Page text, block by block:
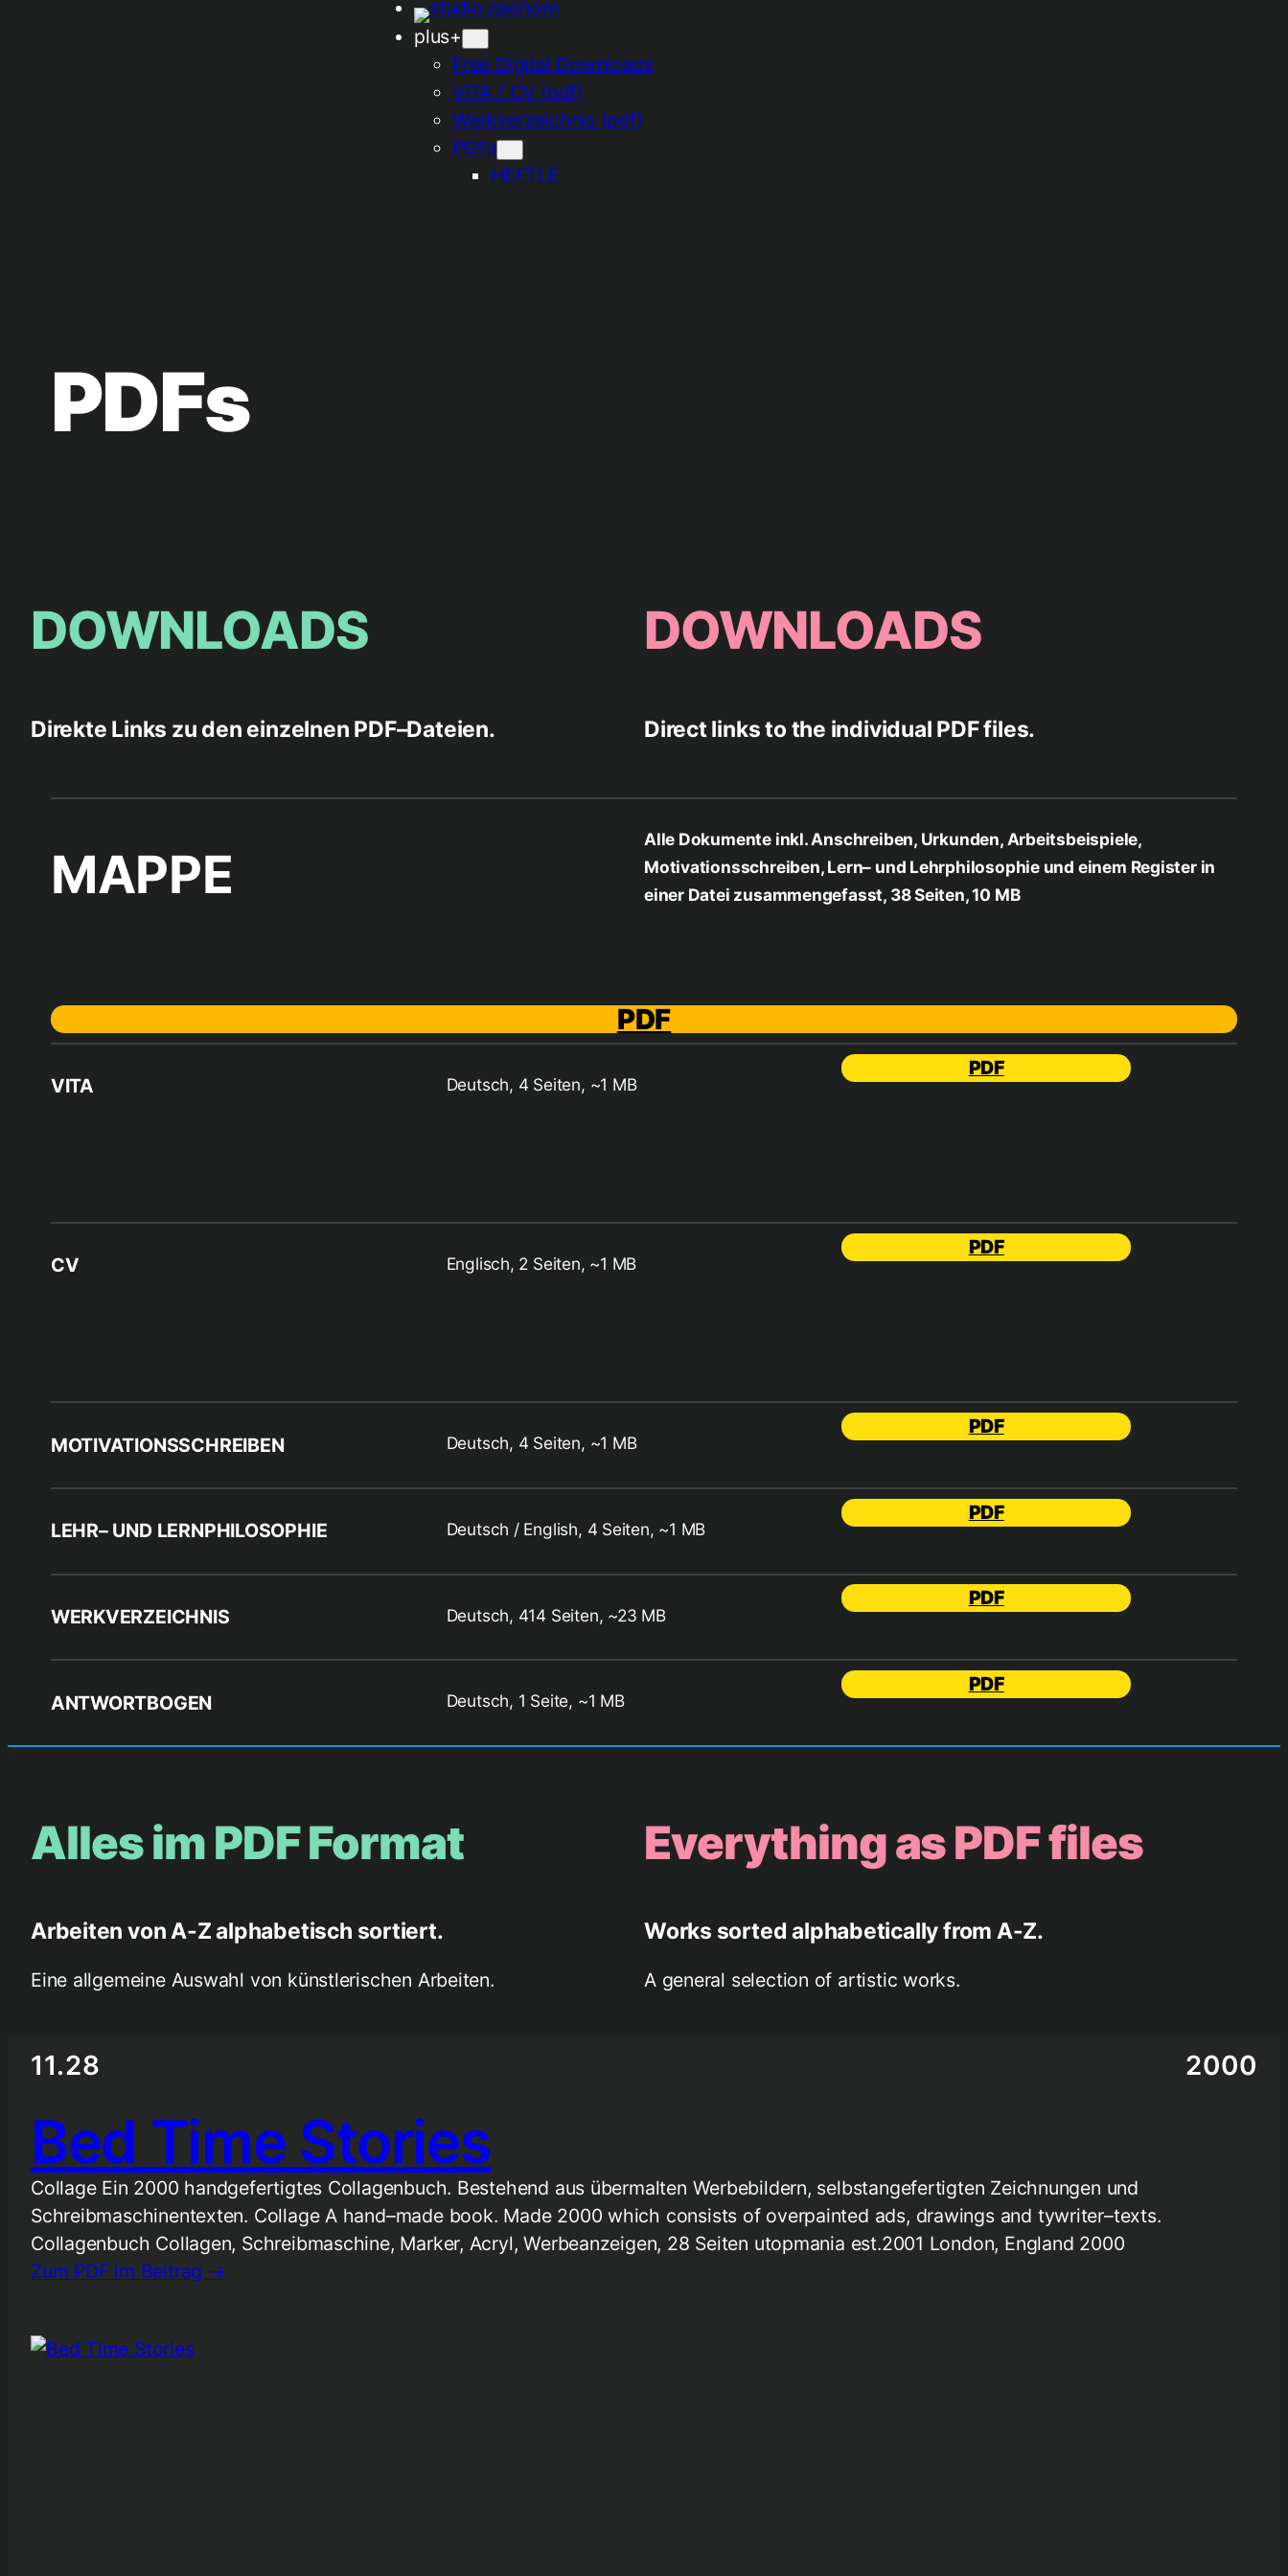
plus+
Free Digital Downloads
VITA / CV (pdf)
Werkverzeichnis (pdf)
PDFs
HEFTLE
PDFs
DOWNLOADS
Direkte Links zu den einzelnen PDF–Dateien.
DOWNLOADS
Direct links to the individual PDF files.
MAPPE
Alle Dokumente inkl. Anschreiben, Urkunden, Arbeitsbeispiele,
Motivationsschreiben, Lern– und Lehrphilosophie und einem Register in
einer Datei zusammengefasst, 38 Seiten, 10 MB
PDF
VITA Deutsch, 4 Seiten, ~1 MB
PDF
CV Englisch, 2 Seiten, ~1 MB
PDF
MOTIVATIONSSCHREIBEN Deutsch, 4 Seiten, ~1 MB
PDF
LEHR– UND LERNPHILOSOPHIE Deutsch / English, 4 Seiten, ~1 MB
PDF
WERKVERZEICHNIS Deutsch, 414 Seiten, ~23 MB
PDF
ANTWORTBOGEN Deutsch, 1 Seite, ~1 MB
PDF
Alles im PDF Format
Arbeiten von A-Z alphabetisch sortiert.
Eine allgemeine Auswahl von künstlerischen Arbeiten.
Everything as PDF files
Works sorted alphabetically from A-Z.
A general selection of artistic works.
11.28 2000
Bed Time Stories
Collage Ein 2000 handgefertigtes Collagenbuch. Bestehend aus übermalten Werbebildern, selbstangefertigten Zeichnungen und
Schreibmaschinentexten. Collage A hand–made book. Made 2000 which consists of overpainted ads, drawings and tywriter–texts.
Collagenbuch Collagen, Schreibmaschine, Marker, Acryl, Werbeanzeigen, 28 Seiten utopmania est.2001 London, England 2000
Zum PDF im Beitrag →